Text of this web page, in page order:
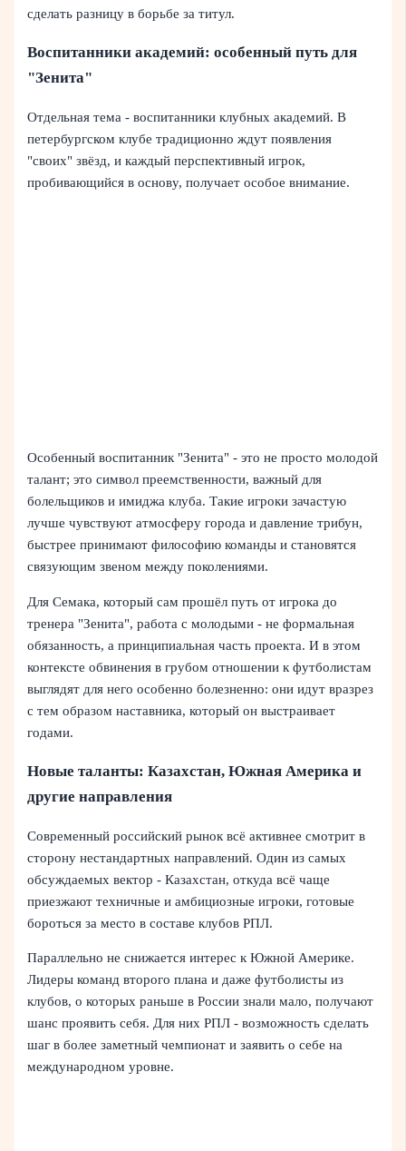
сделать разницу в борьбе за титул.
Воспитанники академий: особенный путь для
"Зенита"
Отдельная тема - воспитанники клубных академий. В
петербургском клубе традиционно ждут появления
"своих" звёзд, и каждый перспективный игрок,
пробивающийся в основу, получает особое внимание.
Особенный воспитанник "Зенита" - это не просто молодой
талант; это символ преемственности, важный для
болельщиков и имиджа клуба. Такие игроки зачастую
лучше чувствуют атмосферу города и давление трибун,
быстрее принимают философию команды и становятся
связующим звеном между поколениями.
Для Семака, который сам прошёл путь от игрока до
тренера "Зенита", работа с молодыми - не формальная
обязанность, а принципиальная часть проекта. И в этом
контексте обвинения в грубом отношении к футболистам
выглядят для него особенно болезненно: они идут вразрез
с тем образом наставника, который он выстраивает
годами.
Новые таланты: Казахстан, Южная Америка и
другие направления
Современный российский рынок всё активнее смотрит в
сторону нестандартных направлений. Один из самых
обсуждаемых вектор - Казахстан, откуда всё чаще
приезжают техничные и амбициозные игроки, готовые
бороться за место в составе клубов РПЛ.
Параллельно не снижается интерес к Южной Америке.
Лидеры команд второго плана и даже футболисты из
клубов, о которых раньше в России знали мало, получают
шанс проявить себя. Для них РПЛ - возможность сделать
шаг в более заметный чемпионат и заявить о себе на
международном уровне.